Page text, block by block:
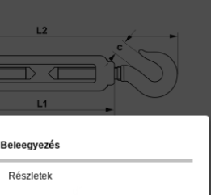
Beleegyezés
Részletek